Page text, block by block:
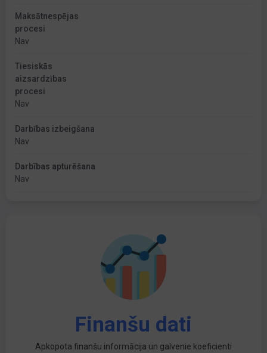
Maksātnespējas
procesi
Nav
Tiesiskās
aizsardzības
procesi
Nav
Darbības izbeigšana
Nav
Darbības apturēšana
Nav
Finanšu dati
Apkopota finanšu informācija un galvenie koeficienti